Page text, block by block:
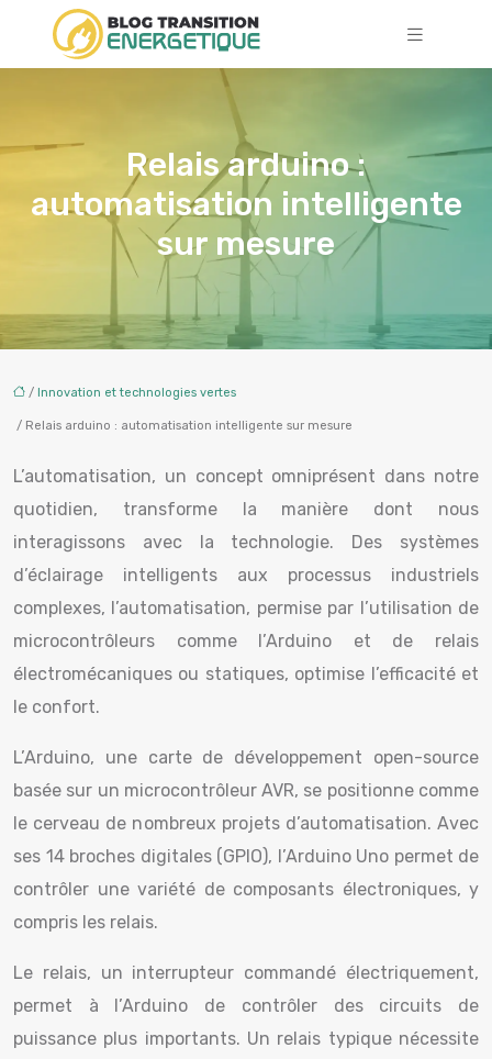
Relais arduino :
automatisation intelligente
sur mesure
/ Innovation et technologies vertes
/ Relais arduino : automatisation intelligente sur mesure
L’automatisation, un concept omniprésent dans notre
quotidien, transforme la manière dont nous
interagissons avec la technologie. Des systèmes
d’éclairage intelligents aux processus industriels
complexes, l’automatisation, permise par l’utilisation de
microcontrôleurs comme l’Arduino et de relais
électromécaniques ou statiques, optimise l’efficacité et
le confort.
L’Arduino, une carte de développement open-source
basée sur un microcontrôleur AVR, se positionne comme
le cerveau de nombreux projets d’automatisation. Avec
ses 14 broches digitales (GPIO), l’Arduino Uno permet de
contrôler une variété de composants électroniques, y
compris les relais.
Le relais, un interrupteur commandé électriquement,
permet à l’Arduino de contrôler des circuits de
puissance plus importants. Un relais typique nécessite